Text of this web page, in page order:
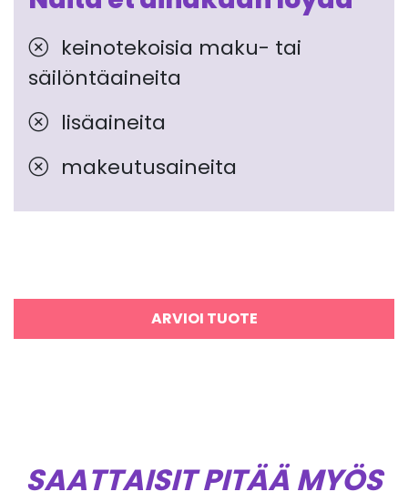
keinotekoisia maku- tai
säilöntäaineita
lisäaineita
makeutusaineita
ARVIOI TUOTE
SAATTAISIT PITÄÄ MYÖS